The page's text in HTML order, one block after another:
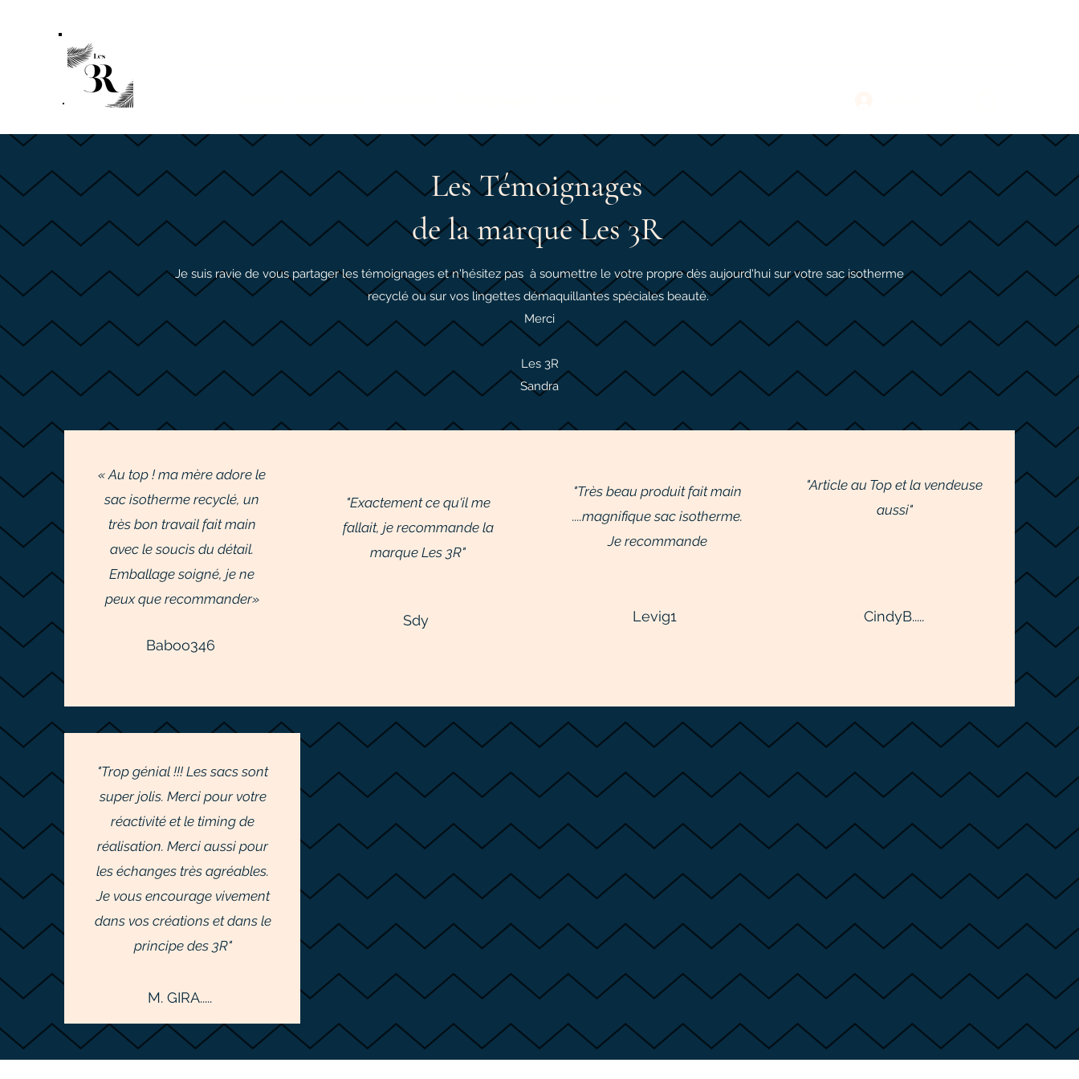
Les Témoignages
de la marque Les 3R
Je suis ravie de vous partager les témoignages et n'hésitez pas à soumettre le votre propre dès aujourd'hui sur votre sac isotherme
recyclé ou sur vos lingettes démaquillantes spéciales beauté.
Merci
Les 3R
Sandra
« Au top ! ma mère adore le
sac isotherme recyclé, un
très bon travail fait main
avec le soucis du détail.
Emballage soigné, je ne
peux que recommander»
Baboo346
"Exactement ce qu'il me
fallait, je recommande la
marque Les 3R"
Sdy
"Très beau produit fait main
....magnifique sac isotherme.
Je recommande
Levig1
"Article au Top et la vendeuse
aussi"
CindyB.....
"Trop génial !!! Les sacs sont
super jolis. Merci pour votre
réactivité et le timing de
réalisation. Merci aussi pour
les échanges très agréables.
Je vous encourage vivement
dans vos créations et dans le
principe des 3R"
M. GIRA.....